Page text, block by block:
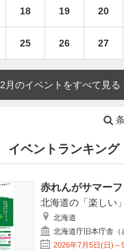
18 19 20
25 26 27
2月のイベントをすべて見る
イベントランキング
赤れんがサマー
北海道の「楽しい
北海道
北海道庁旧本庁舎（
2026年7月5日(日)～